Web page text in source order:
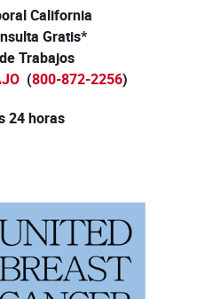
California
Gratis*
Trabajos
(800-872-2256)
24 horas